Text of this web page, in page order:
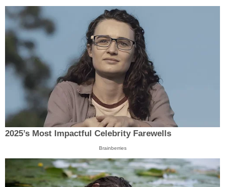
2025’s Most Impactful Celebrity Farewells
Brainberries